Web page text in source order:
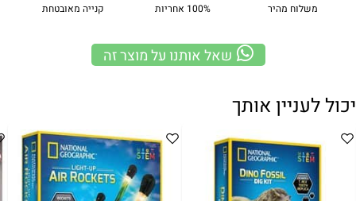
משלוח מהיר 100% אחריות קנייה מאובטחת
שאל אותנו על מוצר זה
יכול לעניין אותך